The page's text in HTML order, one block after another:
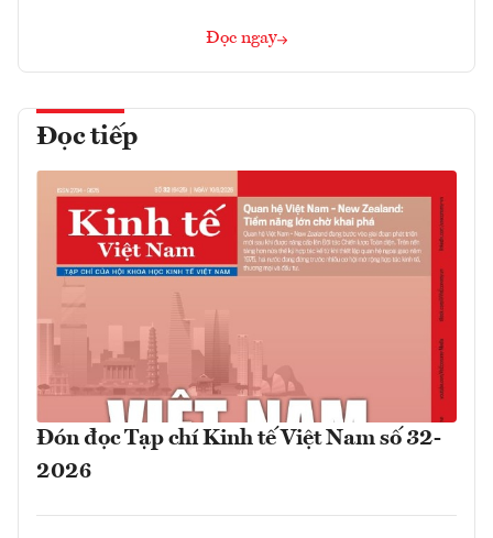
Đọc ngay
Đọc tiếp
Đón đọc Tạp chí Kinh tế Việt Nam số 32-
2026